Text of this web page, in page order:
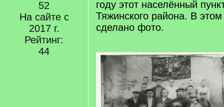
52
На сайте с
2017 г.
Рейтинг:
44
году этот населённый
Тяжинского района. В
сделано фото.